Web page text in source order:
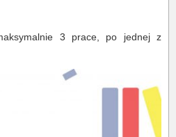
3 prace, po jednej z